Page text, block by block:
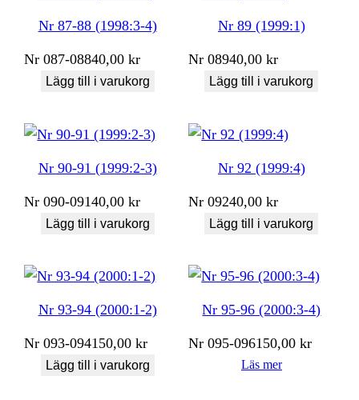
Nr 87-88 (1998:3-4)
Nr 087-08840,00kr
Lägg till i varukorg
Nr 89 (1999:1)
Nr 08940,00kr
Lägg till i varukorg
Nr 90-91 (1999:2-3)
Nr 090-09140,00kr
Lägg till i varukorg
Nr 92 (1999:4)
Nr 09240,00kr
Lägg till i varukorg
Nr 93-94 (2000:1-2)
Nr 093-094150,00kr
Lägg till i varukorg
Nr 95-96 (2000:3-4)
Nr 095-096150,00kr
Läs mer